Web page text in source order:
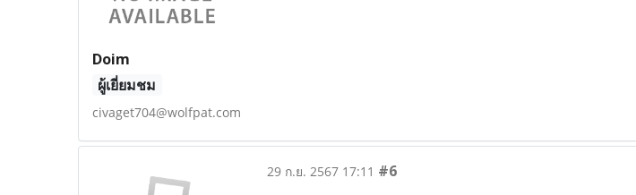
Doim
ผู้เยี่ยมชม
civaget704@wolfpat.com
29 ก.ย. 2567 17:11 #6